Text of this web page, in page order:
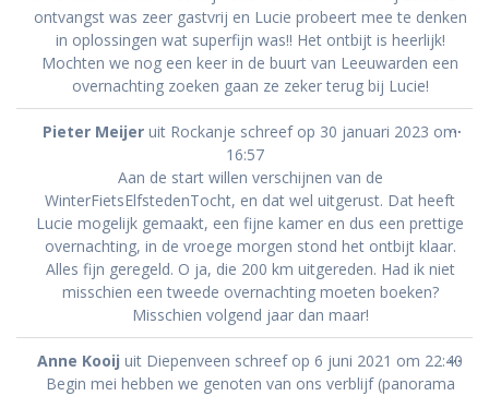
ontvangst was zeer gastvrij en Lucie probeert mee te denken
in oplossingen wat superfijn was!! Het ontbijt is heerlijk!
Mochten we nog een keer in de buurt van Leeuwarden een
overnachting zoeken gaan ze zeker terug bij Lucie!
Pieter Meijer uit Rockanje schreef op 30 januari 2023 om
16:57
Aan de start willen verschijnen van de
WinterFietsElfstedenTocht, en dat wel uitgerust. Dat heeft
Lucie mogelijk gemaakt, een fijne kamer en dus een prettige
overnachting, in de vroege morgen stond het ontbijt klaar.
Alles fijn geregeld. O ja, die 200 km uitgereden. Had ik niet
misschien een tweede overnachting moeten boeken?
Misschien volgend jaar dan maar!
...
Anne Kooij uit Diepenveen schreef op 6 juni 2021 om 22:40
Begin mei hebben we genoten van ons verblijf (panorama
...